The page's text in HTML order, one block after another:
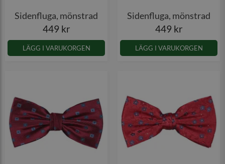
Sidenfluga, mönstrad
449 kr
LÄGG I VARUKORGEN
Sidenfluga, mönstrad
449 kr
LÄGG I VARUKORGEN